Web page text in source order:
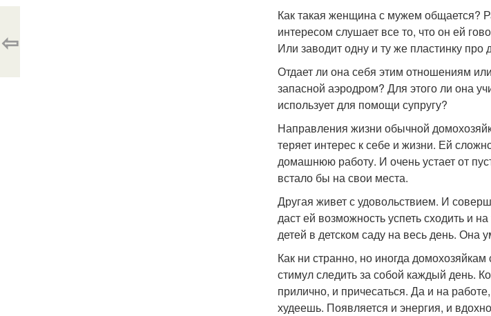
Как такая женщина с мужем общается?
интересом слушает все то, что он ей
Или заводит одну и ту же пластинку
Отдает ли она себя этим отношениям
запасной аэродром? Для этого ли она
использует для помощи супругу?
Направления жизни обычной
теряет интерес к себе и жизни. Ей
домашнюю работу. И очень устает от
встало бы на свои места.
Другая живет с удовольствием. И
даст ей возможность успеть сходить и
детей в детском саду на весь день. Она
Как ни странно, но иногда
стимул следить за собой каждый день.
прилично, и причесаться. Да и на
худеешь. Появляется и энергия, и
⇦